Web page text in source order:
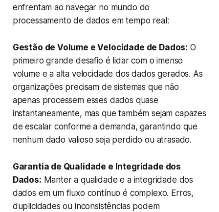
enfrentam ao navegar no mundo do
processamento de dados em tempo real:
Gestão de Volume e Velocidade de Dados: O
primeiro grande desafio é lidar com o imenso
volume e a alta velocidade dos dados gerados. As
organizações precisam de sistemas que não
apenas processem esses dados quase
instantaneamente, mas que também sejam capazes
de escalar conforme a demanda, garantindo que
nenhum dado valioso seja perdido ou atrasado.
Garantia de Qualidade e Integridade dos
Dados: Manter a qualidade e a integridade dos
dados em um fluxo contínuo é complexo. Erros,
duplicidades ou inconsistências podem